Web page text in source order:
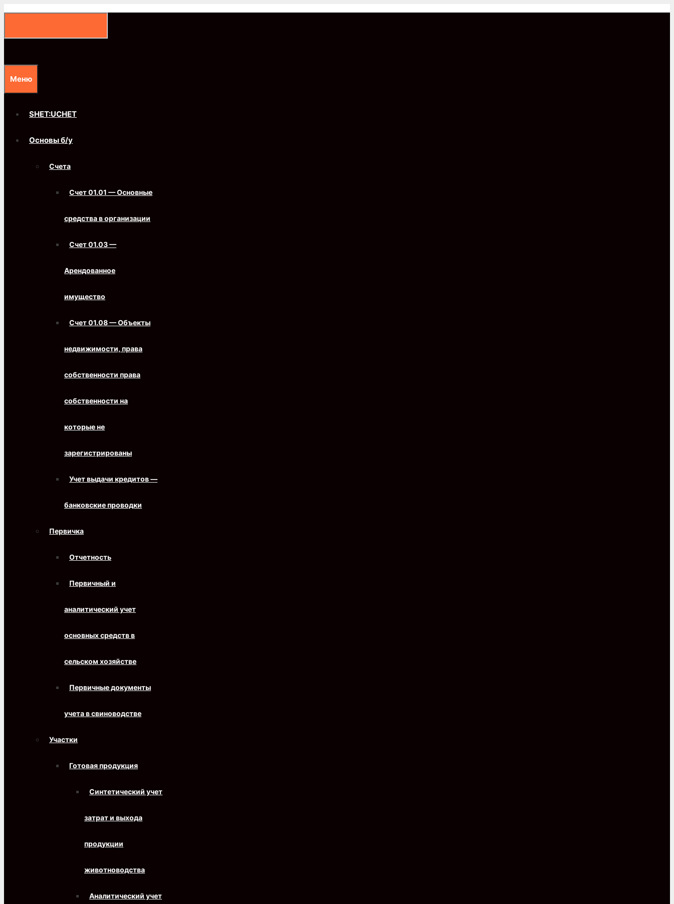
Меню
SHET:UCHET
Основы б/у
Счета
Счет 01.01 — Основные
средства в организации
Счет 01.03 —
Арендованное
имущество
Счет 01.08 — Объекты
недвижимости, права
собственности права
собственности на
которые не
зарегистрированы
Учет выдачи кредитов —
банковские проводки
Первичка
Отчетность
Первичный и
аналитический учет
основных средств в
сельском хозяйстве
Первичные документы
учета в свиноводстве
Участки
Готовая продукция
Синтетический учет
затрат и выхода
продукции
животноводства
Аналитический учет